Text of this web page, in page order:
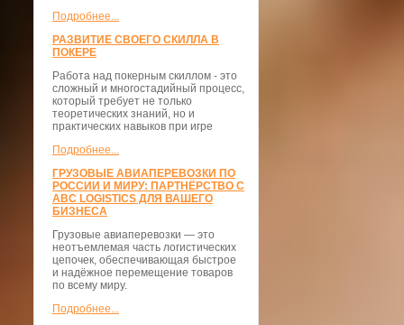
Подробнее...
РАЗВИТИЕ СВОЕГО СКИЛЛА В
ПОКЕРЕ
Работа над покерным скиллом - это
сложный и многостадийный процесс,
который требует не только
теоретических знаний, но и
практических навыков при игре
Подробнее...
ГРУЗОВЫЕ АВИАПЕРЕВОЗКИ ПО
РОССИИ И МИРУ: ПАРТНЁРСТВО С
ABC LOGISTICS ДЛЯ ВАШЕГО
БИЗНЕСА
Грузовые авиаперевозки — это
неотъемлемая часть логистических
цепочек, обеспечивающая быстрое
и надёжное перемещение товаров
по всему миру.
Подробнее...